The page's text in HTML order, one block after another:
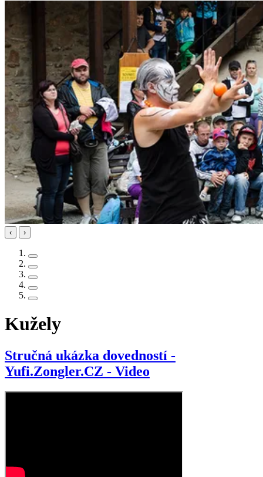
‹ ›
Kužely
Stručná ukázka dovedností -
Yufi.Zongler.CZ - Video